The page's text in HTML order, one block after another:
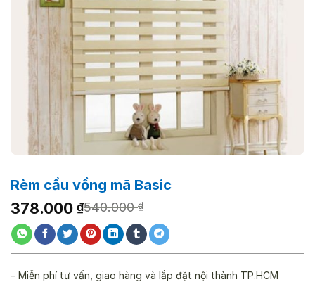
Rèm cầu vồng mã Basic
540.000₫
Giá
gốc
là:
540.000 ₫.
378.000 ₫
Giá
hiện
tại
là:
378.000 ₫.
– Miễn phí tư vấn, giao hàng và lắp đặt nội thành TP.HCM